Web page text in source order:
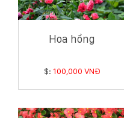
Hoa hồng
$: 100,000 VNĐ